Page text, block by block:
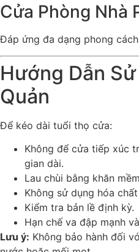
Cửa Phòng Nhà
Đáp ứng đa dạng phong
Hướng Dẫn
Quản
Để kéo dài tuổi thọ cửa:
Không để cửa tiếp xúc
gian dài.
Lau chùi bằng khăn
Không sử dụng hóa
Kiểm tra bản lề định kỳ.
Hạn chế va đập mạnh
Lưu ý: Không bảo hành đối